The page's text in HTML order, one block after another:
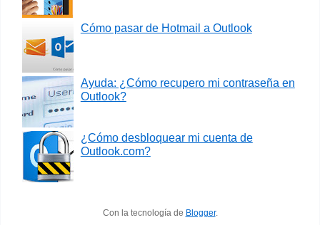
Cómo pasar de Hotmail a Outlook
Ayuda: ¿Cómo recupero mi contraseña en
Outlook?
¿Cómo desbloquear mi cuenta de
Outlook.com?
Con la tecnología de Blogger.